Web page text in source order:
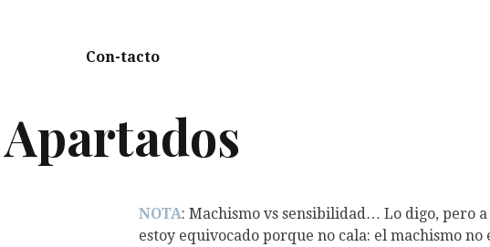
Con-tacto
Apartados
NOTA: Machismo vs sensibilidad… Lo digo, pero
estoy equivocado porque no cala: el machismo no